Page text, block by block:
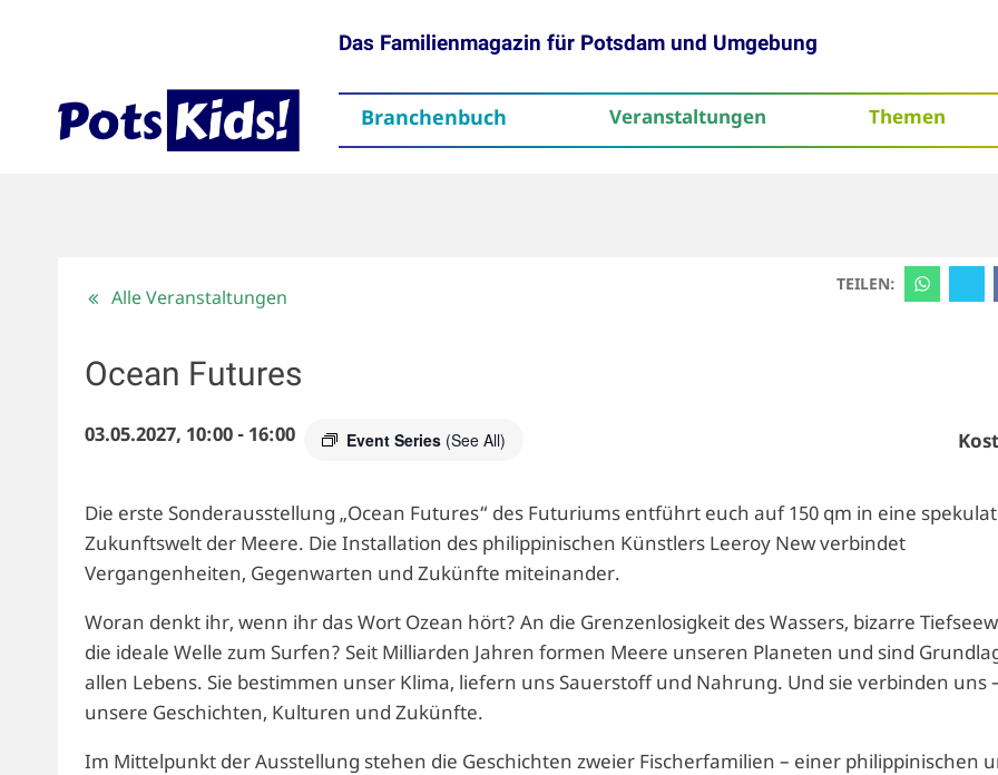
Das Familienmagazin für Potsdam und Umgebung
Branchenbuch Veranstaltungen Themen
TEILEN:
Alle Veranstaltungen
Ocean Futures
03.05.2027, 10:00- 16:00 Event Series (See All)
Die erste Sonderausstellung „Ocean Futures“ des Futuriums entführt euch auf 150 qm in eine
Zukunftswelt der Meere. Die Installation des philippinischen Künstlers Leeroy New verbindet
Vergangenheiten, Gegenwarten und Zukünfte miteinander.
Woran denkt ihr, wenn ihr das Wort Ozean hört? An die Grenzenlosigkeit des Wassers, bizarre
die ideale Welle zum Surfen? Seit Milliarden Jahren formen Meere unseren Planeten und sind
allen Lebens. Sie bestimmen unser Klima, liefern uns Sauerstoff und Nahrung. Und sie verbinden uns
unsere Geschichten, Kulturen und Zukünfte.
Im Mittelpunkt der Ausstellung stehen die Geschichten zweier Fischerfamilien – einer philippinischen
ThemenAktuelles